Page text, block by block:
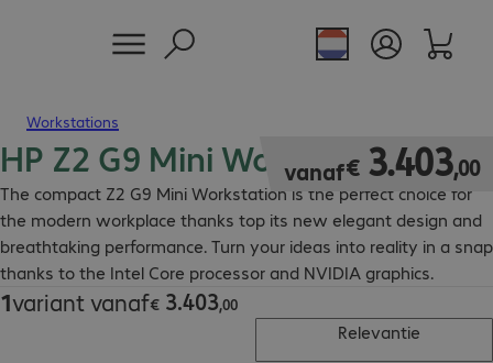
Workstations
HP Z2 G9 Mini Workstation
The compact Z2 G9 Mini Workstation is the perfect choice for
the modern workplace thanks top its new elegant design and
breathtaking performance. Turn your ideas into reality in a snap
thanks to the Intel Core processor and NVIDIA graphics.
vanaf€ 3.403,00
€ 3.403,00
1variant vanaf€ 3.403,00
€ 3.403,00
Relevantie